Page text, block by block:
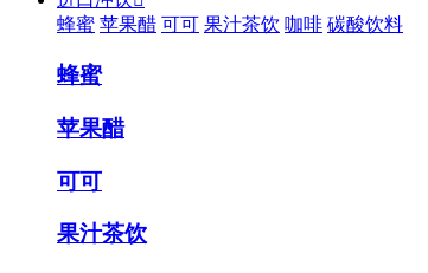
蜂蜜 苹果醋 可可 果汁茶饮 咖啡 碳酸饮料
蜂蜜
苹果醋
可可
果汁茶饮